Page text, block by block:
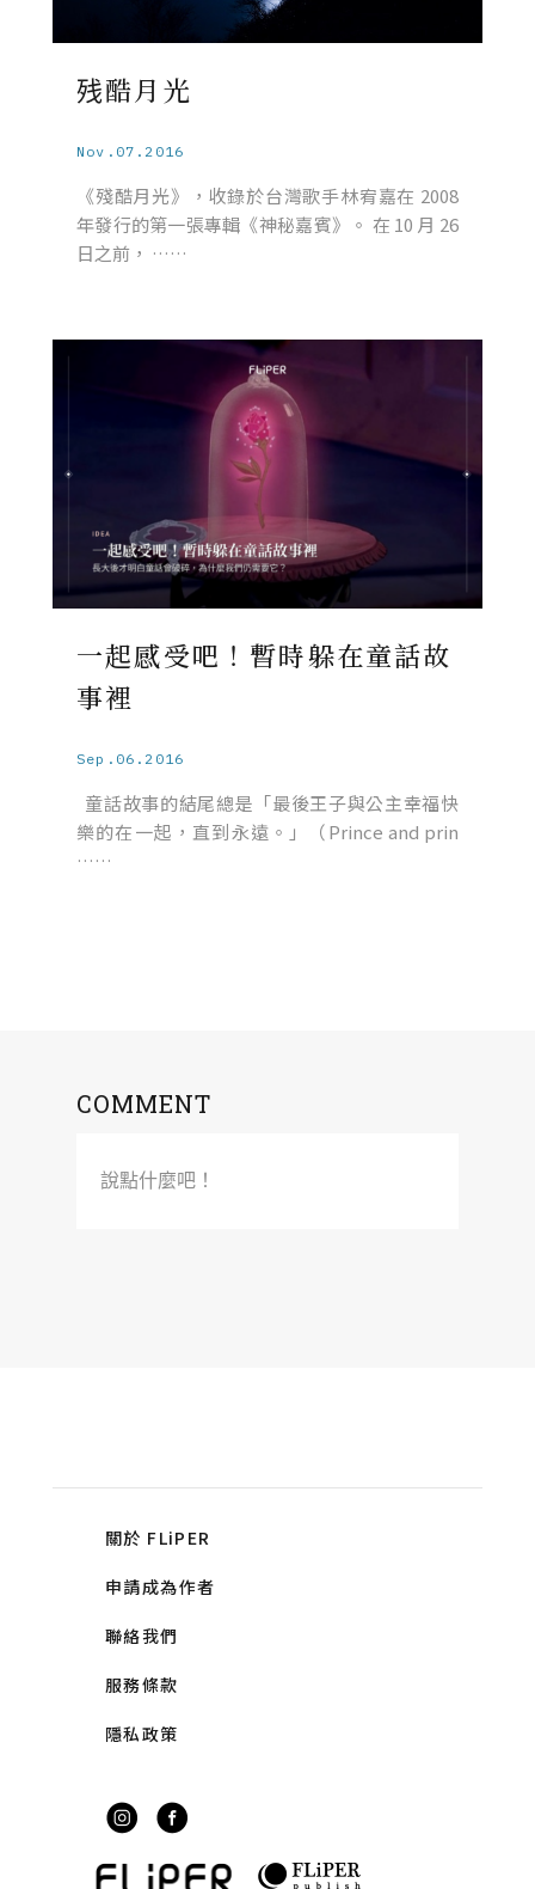
残酷月光
Nov.07.2016
《殘酷月光》，收錄於台灣歌手林宥嘉在 2008
年發行的第一張專輯《神秘嘉賓》。 在 10 月 26
日之前， ……
一起感受吧！暫時躲在童話故
事裡
Sep.06.2016
童話故事的結尾總是「最後王子與公主幸福快
樂的在一起，直到永遠。」（Prince and prin
……
COMMENT
說點什麼吧！
關於 FLiPER
申請成為作者
聯絡我們
服務條款
隱私政策